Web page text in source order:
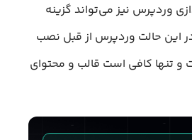
وردپرس نیز می‌تواند گزینه
این حالت وردپرس از قبل نصب
و تنها کافی است قالب و محتوای